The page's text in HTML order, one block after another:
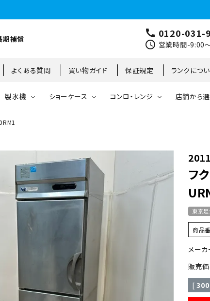
期補償 call 0120-031-
schedule 営業時間-9:00
よくある質問 買い物ガイド 保証規定 ランクにつ
ーケース ネタケース
ブン フライヤー
その他熱機器
板金物・シンク・調理台
製氷機
レークアイス ビッグアイス・その他異形
ショーケース
ョーケース
コンロ・レンジ 店舗から
フ
東京
商品
販売
[ 300